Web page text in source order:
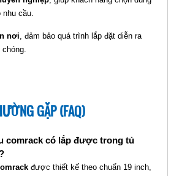
phẩm: MT-CR-PDU6C13
nhu cầu.
nơi, đảm bảo quá trình lắp đặt diễn ra
GẶP (FAQ)
comrack có lắp được trong tủ
được thiết kế theo chuẩn 19 inch,